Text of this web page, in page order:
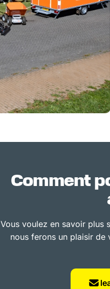
Comment
Vous voulez en savoir plus
nous ferons un plaisir de